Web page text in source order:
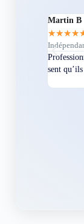
Martin B
★★★★
sent